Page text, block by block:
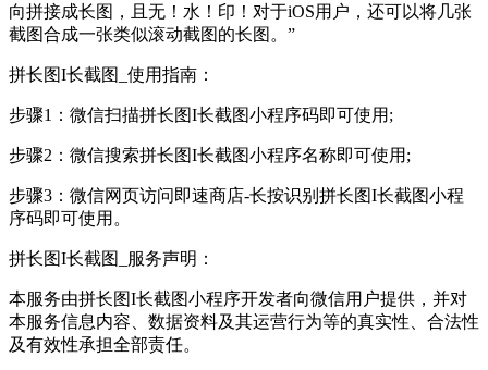
向拼接成长图，且无！水！印！对于iOS用户，还可以将几张
截图合成一张类似滚动截图的长图。”
拼长图I长截图_使用指南：
步骤1：微信扫描拼长图I长截图小程序码即可使用;
步骤2：微信搜索拼长图I长截图小程序名称即可使用;
步骤3：微信网页访问即速商店-长按识别拼长图I长截图小程
序码即可使用。
拼长图I长截图_服务声明：
本服务由拼长图I长截图小程序开发者向微信用户提供，并对
本服务信息内容、数据资料及其运营行为等的真实性、合法性
及有效性承担全部责任。